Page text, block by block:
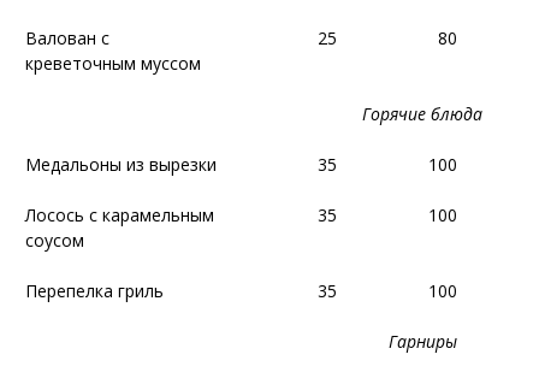
Валован с
креветочным муссом
25 80
Горячие блюда
Медальоны из вырезки 35 100
Лосось с карамельным
соусом
35 100
Перепелка гриль 35 100
Гарниры
Валован с
креветочным муссом
25 80
Горячие блюда
Медальоны из вырезки 35 100
Лосось с карамельным
соусом
35 100
Перепелка гриль 35 100
Гарниры